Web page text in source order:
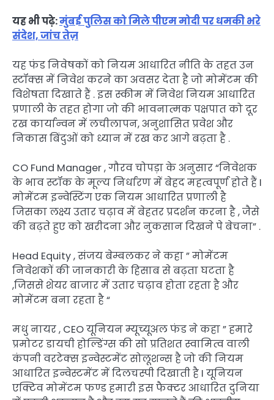
यह भी पढ़े:मुंबई पुलिस को मिले पीएम मोदी पर धमकी भरे
संदेश, जांच तेज़
यह फंड निवेषकों को नियम आधारित नीति के तहत उन
स्टॉक्स में निवेश करने का अवसर देता है जो मोमेंटम की
विशेषता दिखाते हैं . इस स्कीम में निवेश नियम आधारित
प्रणाली के तहत होगा जो की भावनात्मक पक्षपात को दूर
रख कार्यान्वन में लचीलापन, अनुशासित प्रवेश और
निकास बिंदुओं को ध्यान में रख कर आगे बढ़ता है .
CO Fund Manager , गौरव चोपड़ा के अनुसार “निवेशक
के भाव स्टॉक के मूल्य निर्धारण में बेहद महत्वपूर्ण होते हैं I
मोमेंटम इन्वेस्टिंग एक नियम आधारित प्रणाली है
जिसका लक्ष्य उतार चढ़ाव में बेहतर प्रदर्शन करना है , जैसे
की बढ़ते हुए को खरीदना और नुकसान दिखने पे बेचना” .
Head Equity , संजय बेम्बलकर ने कहा ” मोमेंटम
निवेशकों की जानकारी के हिसाब से बढ़ता घटता है
,जिससे शेयर बाजार में उतार चढ़ाव होता रहता है और
मोमेंटम बना रहता है “
मधु नायर , CEO यूनियन म्यूच्यूअल फंड ने कहा ” हमारे
प्रमोटर डायची होल्डिंग्स की सो प्रतिशत स्वामित्व वाली
कंपनी वरटेक्स इन्वेस्टमेंट सोलूशन्स है जो की नियम
आधारित इन्वेस्टमेंट में दिलचस्पी दिखाती है I यूनियन
एक्टिव मोमेंटम फण्ड हमारी इस फैक्टर आधारित दुनिया